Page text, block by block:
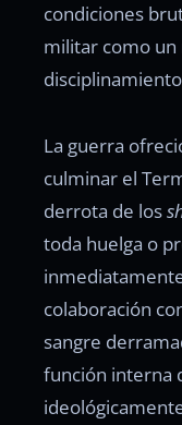
condiciones
militar como
La guerra
culminar el
derrota de los
toda huelga o
colaboración
sangre
función interna